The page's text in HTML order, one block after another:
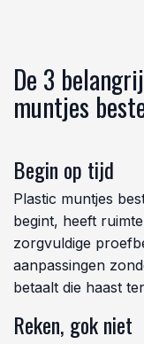
De 3
muntjes
Begin op tijd
Plastic muntjes
begint, heeft
zorgvuldige
aanpassingen
betaalt die haast
Reken, gok niet